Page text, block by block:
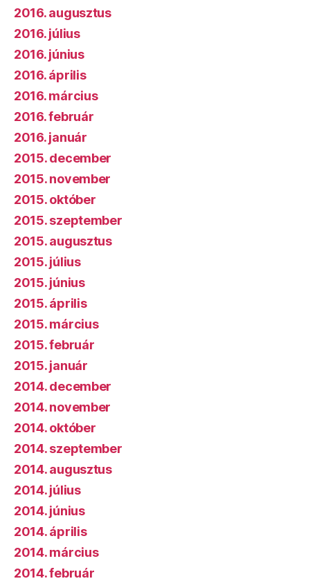
2016. augusztus
2016. július
2016. június
2016. április
2016. március
2016. február
2016. január
2015. december
2015. november
2015. október
2015. szeptember
2015. augusztus
2015. július
2015. június
2015. április
2015. március
2015. február
2015. január
2014. december
2014. november
2014. október
2014. szeptember
2014. augusztus
2014. július
2014. június
2014. április
2014. március
2014. február